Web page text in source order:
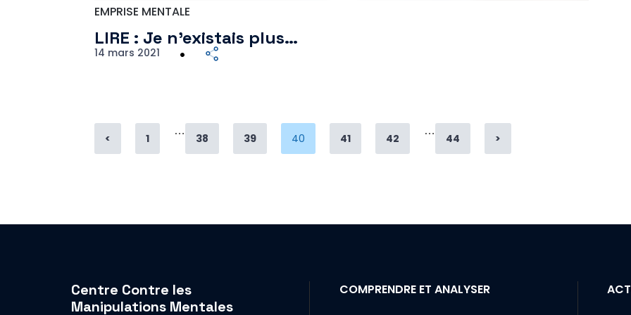
EMPRISE MENTALE
LIRE : Je n’existais plus…
14 mars 2021
< Page
1
…
Page
38 Page
39 Page
40 Page
41 Page
42
…
Page
44 >
Centre Contre les
Manipulations Mentales
COMPRENDRE ET ANALYSER